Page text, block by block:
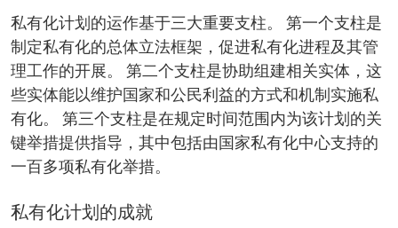
私有化计划的运作基于三大重要支柱。 第一个支柱是
制定私有化的总体立法框架，促进私有化进程及其管
理工作的开展。 第二个支柱是协助组建相关实体，这
些实体能以维护国家和公民利益的方式和机制实施私
有化。 第三个支柱是在规定时间范围内为该计划的关
键举措提供指导，其中包括由国家私有化中心支持的
一百多项私有化举措。
私有化计划的成就